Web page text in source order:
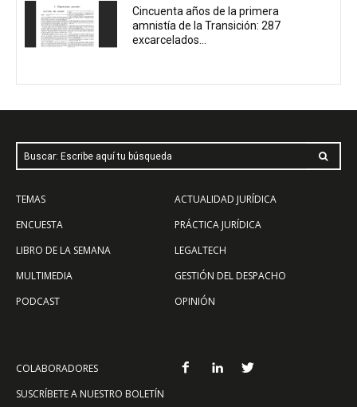
Cincuenta años de la primera
amnistía de la Transición: 287
excarcelados...
Buscar: Escribe aquí tu búsqueda
TEMAS
ENCUESTA
LIBRO DE LA SEMANA
MULTIMEDIA
PODCAST
ACTUALIDAD JURÍDICA
PRÁCTICA JURÍDICA
LEGALTECH
GESTIÓN DEL DESPACHO
OPINIÓN
COLABORADORES
SUSCRÍBETE A NUESTRO BOLETÍN